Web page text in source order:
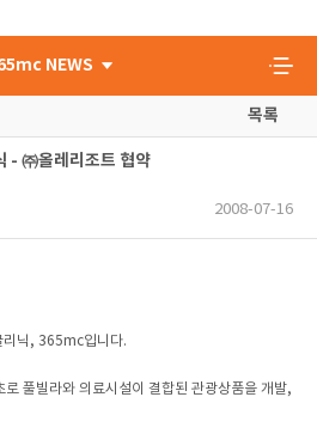
NEWS
목록
- ㈜올레리조트 협약
2008-07-16
리닉, 365mc입니다.
풀빌라와 의료시설이 결합된 관광상품을 개발,